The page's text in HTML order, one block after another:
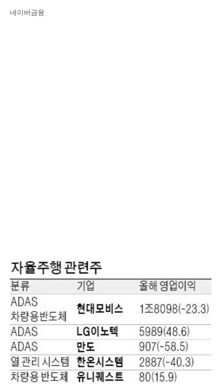
네이버금융